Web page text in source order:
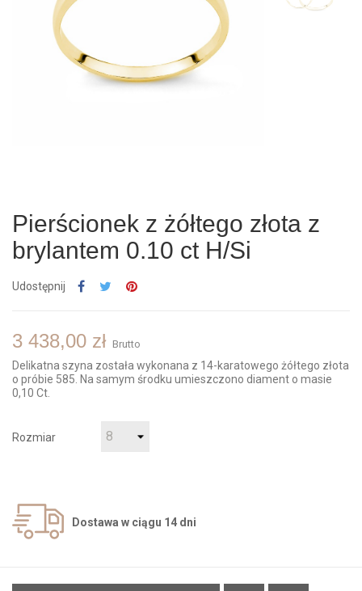
Pierścionek z żółtego złota z
brylantem 0.10 ct H/Si
Udostępnij
3 438,00 zł Brutto
Delikatna szyna została wykonana z 14-karatowego żółtego złota
o próbie 585. Na samym środku umieszczono diament o masie
0,10 Ct.
Rozmiar
Dostawa w ciągu 14 dni